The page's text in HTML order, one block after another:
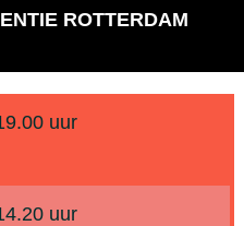
ROTTERDAM
uur
uur